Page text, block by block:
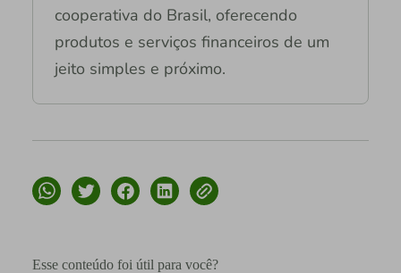
cooperativa do Brasil, oferecendo
produtos e serviços financeiros de um
jeito simples e próximo.
Esse conteúdo foi útil para você?